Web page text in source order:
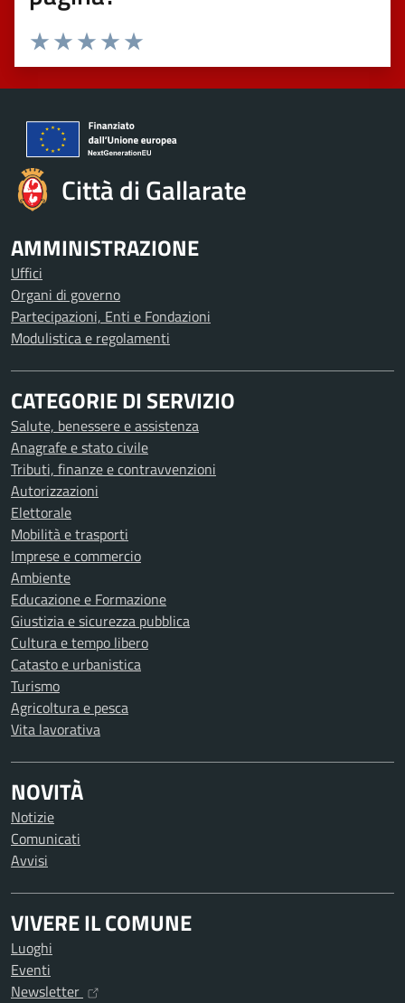
Valuta 5 stelle su 5
Valuta 4 stelle su 5
Valuta 3 stelle su 5
Valuta 2 stelle su 5
Valuta 1 stelle su 5
Città di Gallarate
AMMINISTRAZIONE
Uffici
Organi di governo
Partecipazioni, Enti e Fondazioni
Modulistica e regolamenti
CATEGORIE DI SERVIZIO
Salute, benessere e assistenza
Anagrafe e stato civile
Tributi, finanze e contravvenzioni
Autorizzazioni
Elettorale
Mobilità e trasporti
Imprese e commercio
Ambiente
Educazione e Formazione
Giustizia e sicurezza pubblica
Cultura e tempo libero
Catasto e urbanistica
Turismo
Agricoltura e pesca
Vita lavorativa
NOVITÀ
Notizie
Comunicati
Avvisi
VIVERE IL COMUNE
Luoghi
Eventi
Newsletter